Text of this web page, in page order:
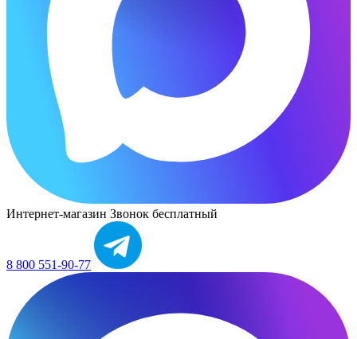
Интернет-магазин Звонок бесплатный
8 800 551-90-77